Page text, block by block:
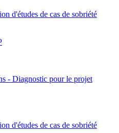
d'études de cas de sobriété
- Diagnostic pour le projet
d'études de cas de sobriété